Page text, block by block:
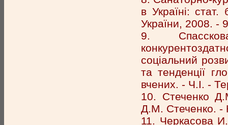
в Україні:
України, 2008. -
9.
соціальний
та тенденції
вчених. - Ч.І. -
10. Стеченко
Д.М. Стеченко. -
11. Черкасова